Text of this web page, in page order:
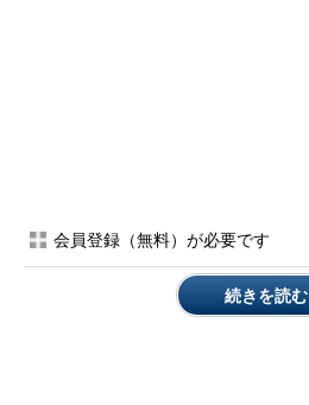
会員登録（無料）が必要です
続きを読む